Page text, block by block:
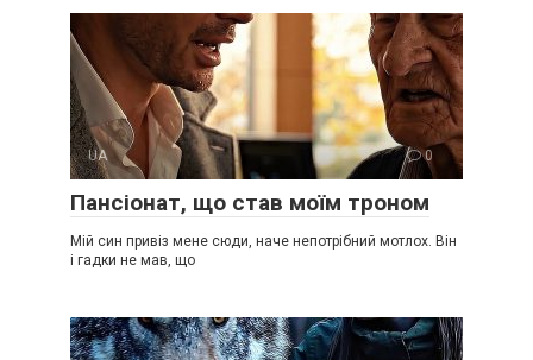
UA 0
Пансіонат, що став моїм троном
Мій син привіз мене сюди, наче непотрібний мотлох. Він
і гадки не мав, що